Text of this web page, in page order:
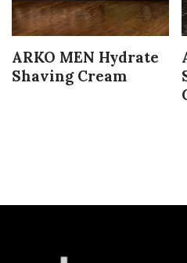
ARKO MEN Hydrate
Shaving Cream